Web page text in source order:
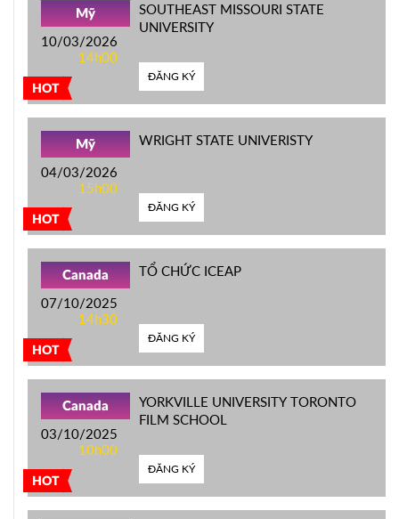
HOT
Mỹ
10/03/2026
14h00
SOUTHEAST MISSOURI STATE
UNIVERSITY
ĐĂNG KÝ
HOT
Mỹ
04/03/2026
15h00
WRIGHT STATE UNIVERISTY
ĐĂNG KÝ
HOT
Canada
07/10/2025
14h30
TỔ CHỨC ICEAP
ĐĂNG KÝ
HOT
Canada
03/10/2025
10h00
YORKVILLE UNIVERSITY TORONTO
FILM SCHOOL
ĐĂNG KÝ